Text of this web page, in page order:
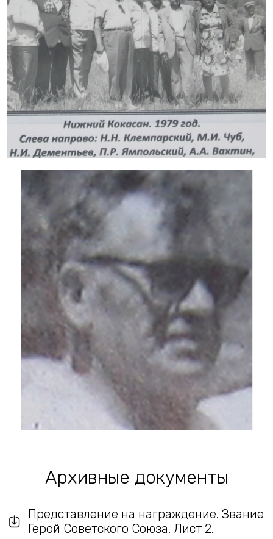
Архивные документы
Представление на награждение. Звание
Герой Советского Союза. Лист 2.